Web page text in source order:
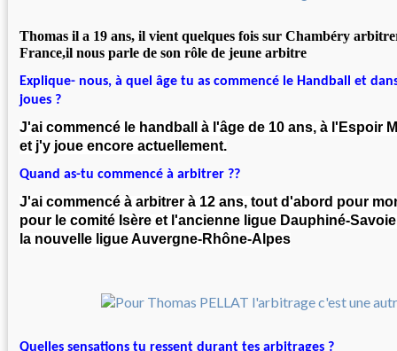
Thomas il a 19 ans, il vient quelques fois sur Chambéry
France,il nous parle de son rôle de jeune arbitre
Explique- nous, à quel âge tu as commencé le Handball et
joues ?
J'ai commencé le handball à l'âge de 10 ans, à l'Espoir
et j'y joue encore actuellement.
Quand as-tu commencé à arbitrer ??
J'ai commencé à arbitrer à 12 ans, tout d'abord pour
pour le comité Isère et l'ancienne ligue Dauphiné-
la nouvelle ligue Auvergne-Rhône-Alpes
Quelles sensations tu ressent durant tes arbitrages ?